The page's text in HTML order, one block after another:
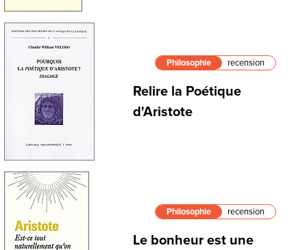
Philosophie recension
Relire la Poétique
d'Aristote
Philosophie recension
Le bonheur est une